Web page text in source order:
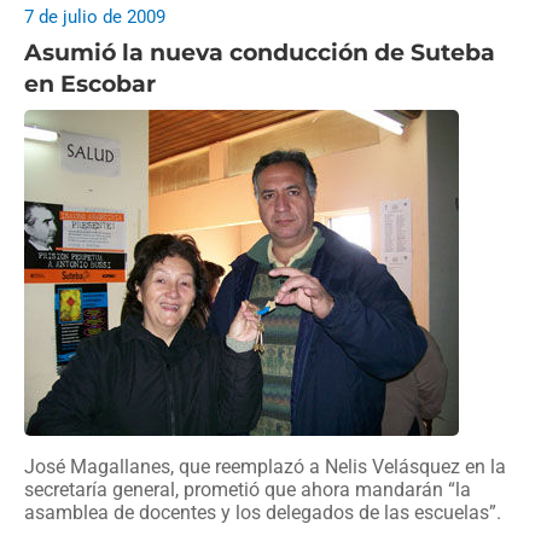
Asumió la nueva conducción de Suteba
en Escobar
7 de julio de 2009
José Magallanes, que reemplazó a Nelis Velásquez en la
secretaría general, prometió que ahora mandarán “la
asamblea de docentes y los delegados de las escuelas”.